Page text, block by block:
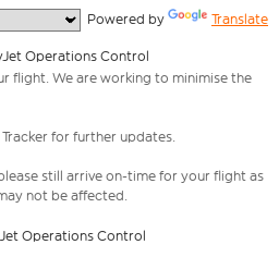
Powered by Translate
Operations Control
flight. We are working to minimise the
for further updates.
still arrive on-time for your flight as
not be affected.
Operations Control